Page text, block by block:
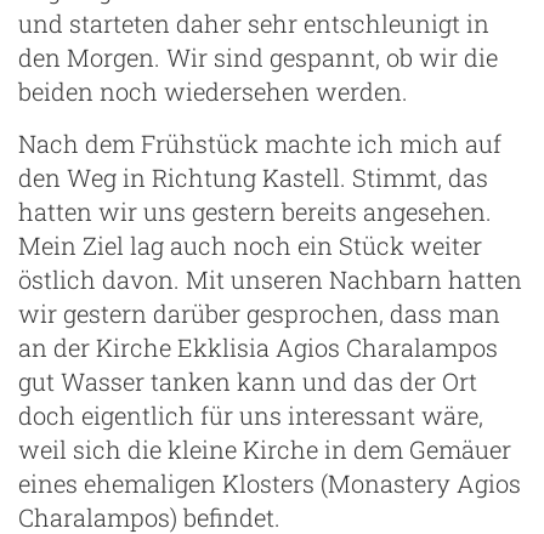
und starteten daher sehr entschleunigt in
den Morgen. Wir sind gespannt, ob wir die
beiden noch wiedersehen werden.
Nach dem Frühstück machte ich mich auf
den Weg in Richtung Kastell. Stimmt, das
hatten wir uns gestern bereits angesehen.
Mein Ziel lag auch noch ein Stück weiter
östlich davon. Mit unseren Nachbarn hatten
wir gestern darüber gesprochen, dass man
an der Kirche Ekklisia Agios Charalampos
gut Wasser tanken kann und das der Ort
doch eigentlich für uns interessant wäre,
weil sich die kleine Kirche in dem Gemäuer
eines ehemaligen Klosters (Monastery Agios
Charalampos) befindet.